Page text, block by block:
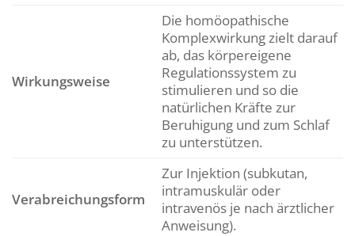
Wirkungsweise
Die homöopathische
Komplexwirkung zielt darauf
ab, das körpereigene
Regulationssystem zu
stimulieren und so die
natürlichen Kräfte zur
Beruhigung und zum Schlaf
zu unterstützen.
Verabreichungsform
Zur Injektion (subkutan,
intramuskulär oder
intravenös je nach ärztlicher
Anweisung).